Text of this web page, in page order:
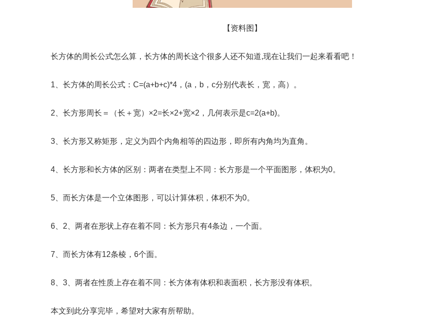
【资料图】
长方体的周长公式怎么算，长方体的周长这个很多人还不知道,现在让我们一起来看看吧！
1、长方体的周长公式：C=(a+b+c)*4，(a，b，c分别代表长，宽，高）。
2、长方形周长＝（长＋宽）×2=长×2+宽×2，几何表示是c=2(a+b)。
3、长方形又称矩形，定义为四个内角相等的四边形，即所有内角均为直角。
4、长方形和长方体的区别：两者在类型上不同：长方形是一个平面图形，体积为0。
5、而长方体是一个立体图形，可以计算体积，体积不为0。
6、2、两者在形状上存在着不同：长方形只有4条边，一个面。
7、而长方体有12条棱，6个面。
8、3、两者在性质上存在着不同：长方体有体积和表面积，长方形没有体积。
本文到此分享完毕，希望对大家有所帮助。